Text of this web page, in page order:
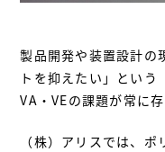
製品開発や装置設計の
トを抑えたい」という
VA・VEの課題が常に存
（株）アリスでは、